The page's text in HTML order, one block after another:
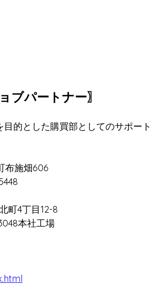
ブパートナー〗
的とした購買部としてのサポート
布施畑606
町4丁目12-8
本社工場